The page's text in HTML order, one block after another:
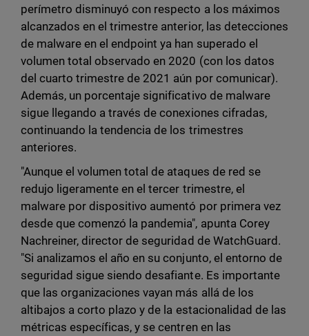
perímetro disminuyó con respecto a los máximos
alcanzados en el trimestre anterior, las detecciones
de malware en el endpoint ya han superado el
volumen total observado en 2020 (con los datos
del cuarto trimestre de 2021 aún por comunicar).
Además, un porcentaje significativo de malware
sigue llegando a través de conexiones cifradas,
continuando la tendencia de los trimestres
anteriores.
"Aunque el volumen total de ataques de red se
redujo ligeramente en el tercer trimestre, el
malware por dispositivo aumentó por primera vez
desde que comenzó la pandemia", apunta Corey
Nachreiner, director de seguridad de WatchGuard.
"Si analizamos el año en su conjunto, el entorno de
seguridad sigue siendo desafiante. Es importante
que las organizaciones vayan más allá de los
altibajos a corto plazo y de la estacionalidad de las
métricas específicas, y se centren en las